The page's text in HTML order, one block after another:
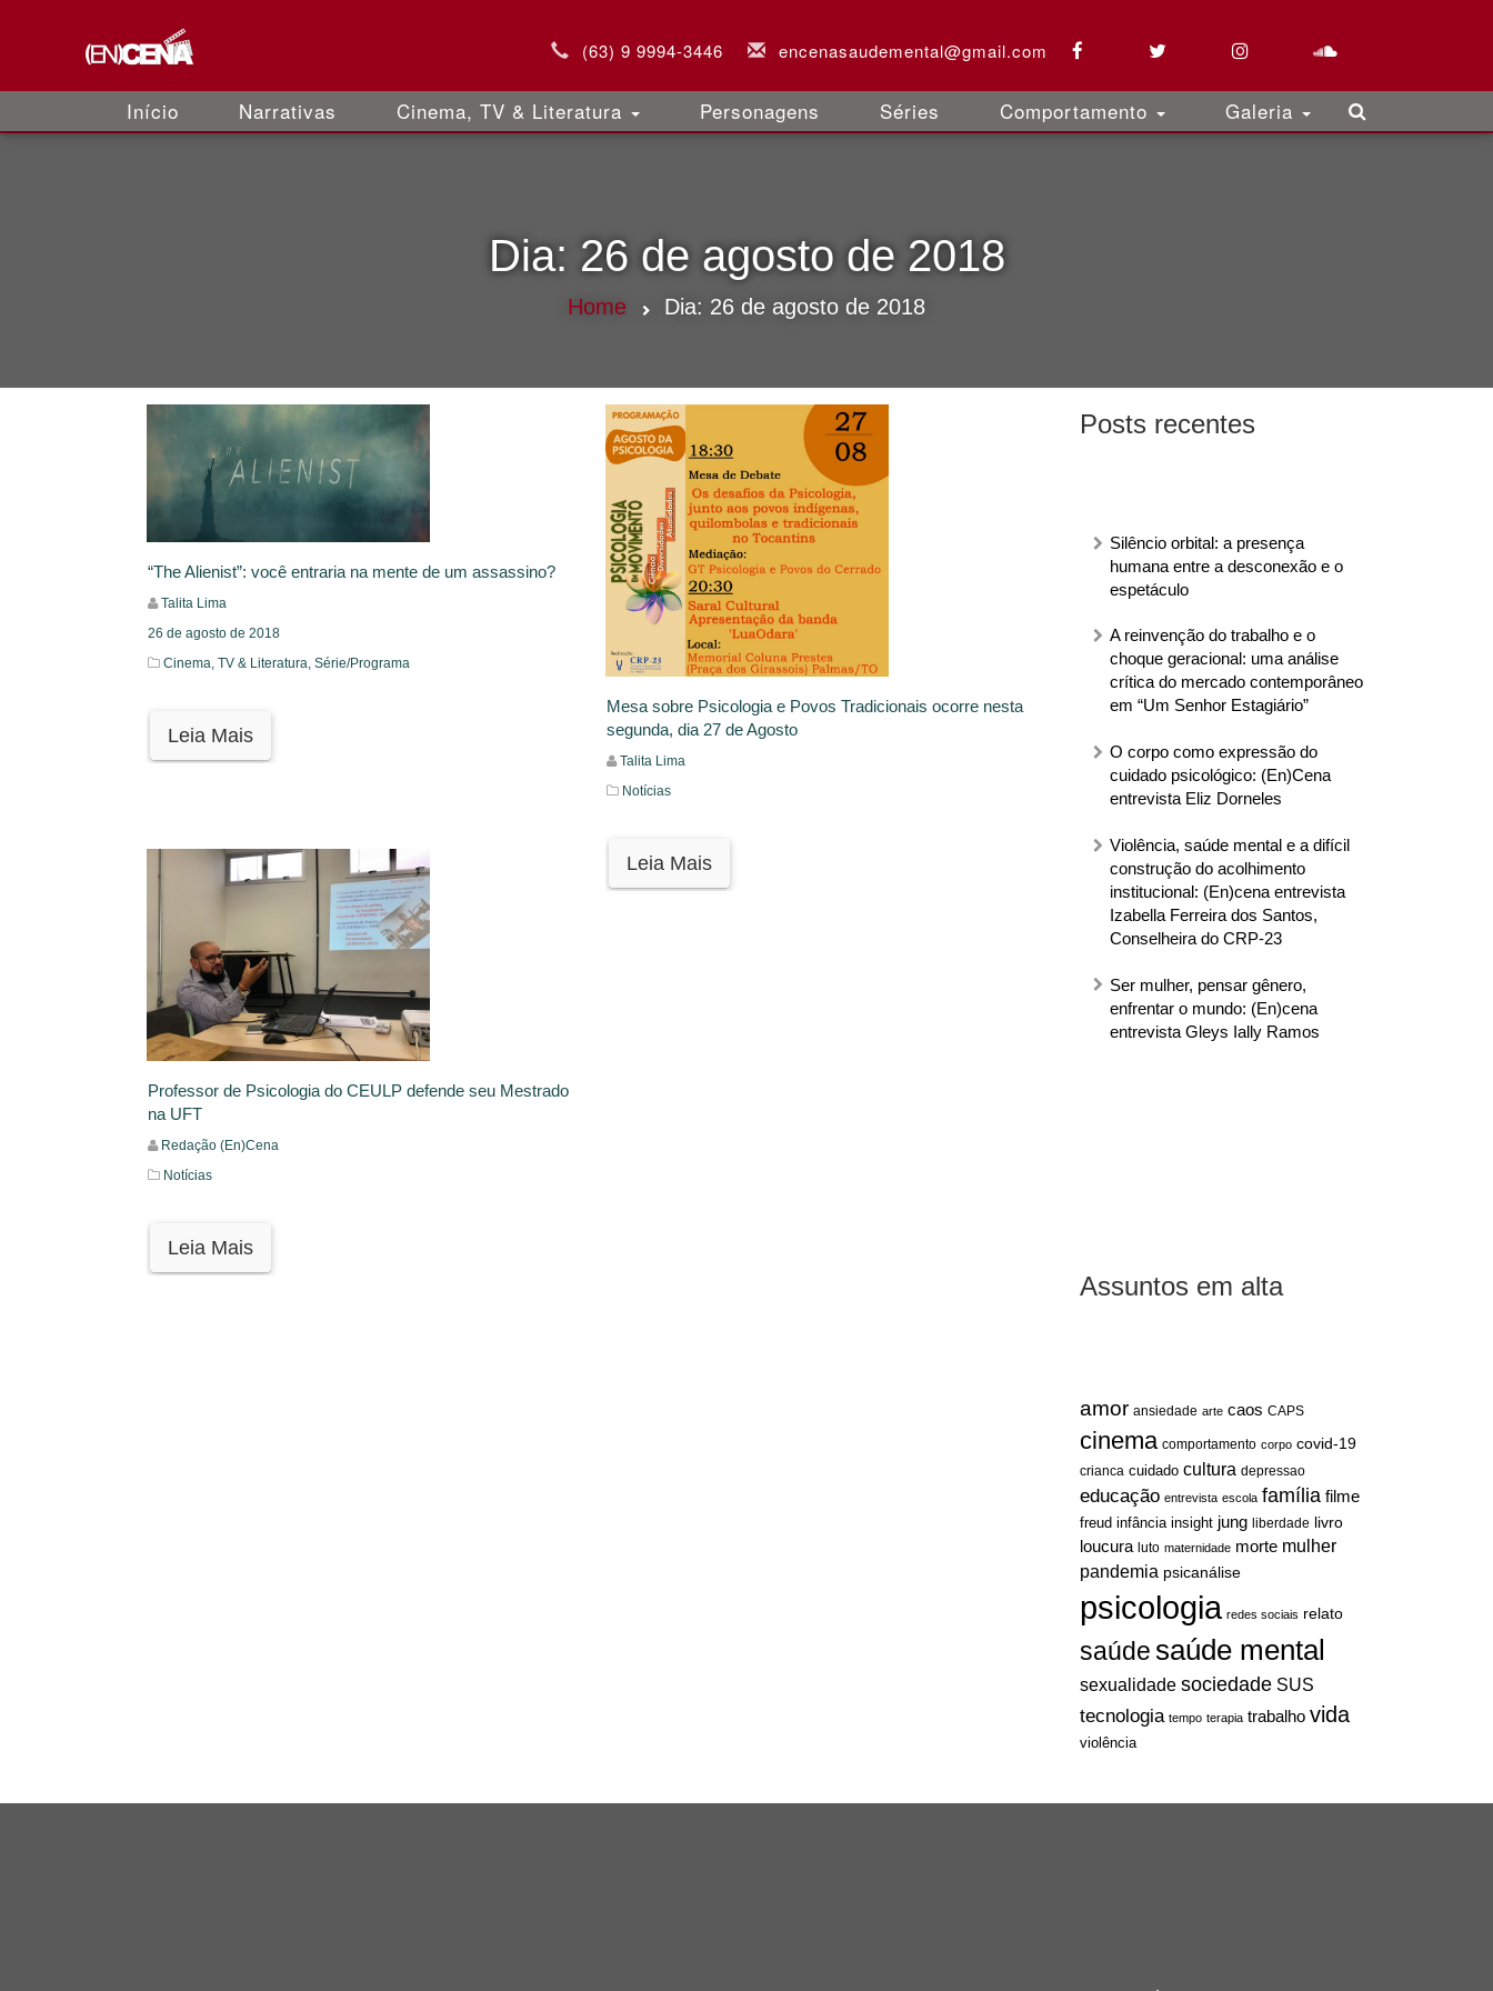
(63) 9 9994-3446 encenasaudemental@gmail.com
Início Narrativas Cinema, TV & Literatura Personagens Séries Comportamento Galeria
Dia: 26 de agosto de 2018
Home Dia: 26 de agosto de 2018
Posts recentes
Silêncio orbital: a presença
humana entre a desconexão e o
espetáculo
A reinvenção do trabalho e o
choque geracional: uma análise
crítica do mercado contemporâneo
em “Um Senhor Estagiário”
O corpo como expressão do
cuidado psicológico: (En)Cena
entrevista Eliz Dorneles
Violência, saúde mental e a difícil
construção do acolhimento
institucional: (En)cena entrevista
Izabella Ferreira dos Santos,
Conselheira do CRP-23
Ser mulher, pensar gênero,
enfrentar o mundo: (En)cena
entrevista Gleys Ially Ramos
Assuntos em alta
amor ansiedade arte caos CAPS
cinema comportamento corpo covid-19
crianca cuidado cultura depressao
educação entrevista escola família filme
freud infância insight jung liberdade livro
loucura luto maternidade morte mulher
pandemia psicanálise
psicologia redes sociais relato
saúdesaúde mental
sexualidade sociedade SUS
tecnologia tempo terapia trabalho vida
violência
“The Alienist”: você entraria na mente de um assassino?
Talita Lima
26 de agosto de 2018
Cinema, TV & Literatura, Série/Programa
Leia Mais
Mesa sobre Psicologia e Povos Tradicionais ocorre nesta
segunda, dia 27 de Agosto
Talita Lima
Notícias
Leia Mais
Professor de Psicologia do CEULP defende seu Mestrado
na UFT
Redação (En)Cena
Notícias
Leia Mais